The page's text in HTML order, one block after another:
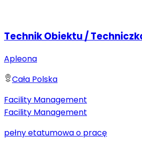
Technik Obiektu /
Apleona
Cała Polska
Facility Management
Facility Management
pełny etatumowa o pracę